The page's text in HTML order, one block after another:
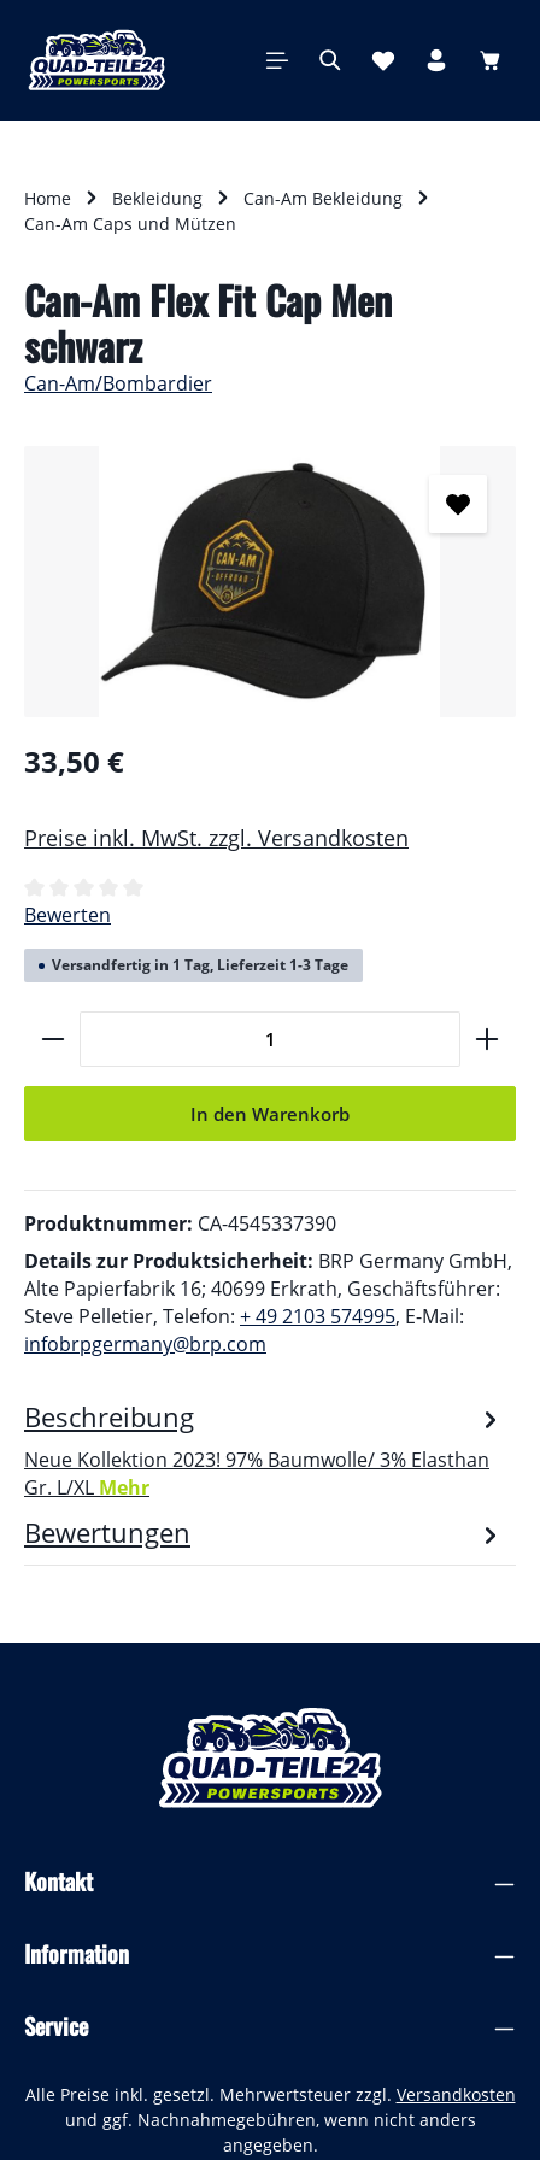
springen
Home Bekleidung
Can-Am Bekleidung
Can-Am Caps und Mützen
Can-Am Flex Fit Cap Men
schwarz
Can-Am/Bombardier
33,50 €
Preise inkl. MwSt. zzgl. Versandkosten
Durchschnittliche Bewertung von 0 von 5 Sternen
Bewerten
Versandfertig in 1 Tag, Lieferzeit 1-3 Tage
Produkt Anzahl: Gib den gewünschten Wert ein
In den Warenkorb
Produktnummer: CA-4545337390
Details zur Produktsicherheit: BRP Germany GmbH,
Alte Papierfabrik 16; 40699 Erkrath, Geschäftsführer:
Steve Pelletier, Telefon: + 49 2103 574995, E-Mail:
infobrpgermany@brp.com
Beschreibung
Neue Kollektion 2023! 97% Baumwolle/ 3% Elasthan
Gr. L/XL Mehr
Bewertungen
Kontakt
Information
Service
Alle Preise inkl. gesetzl. Mehrwertsteuer zzgl. Versandkosten
und ggf. Nachnahmegebühren, wenn nicht anders
angegeben.